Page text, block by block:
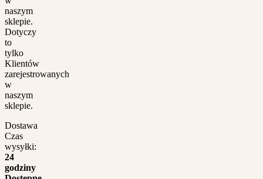
naszym
sklepie.
Dotyczy
to
tylko
Klientów
zarejestrowanych
w
naszym
sklepie.
Dostawa
Czas
wysyłki:
24
godziny